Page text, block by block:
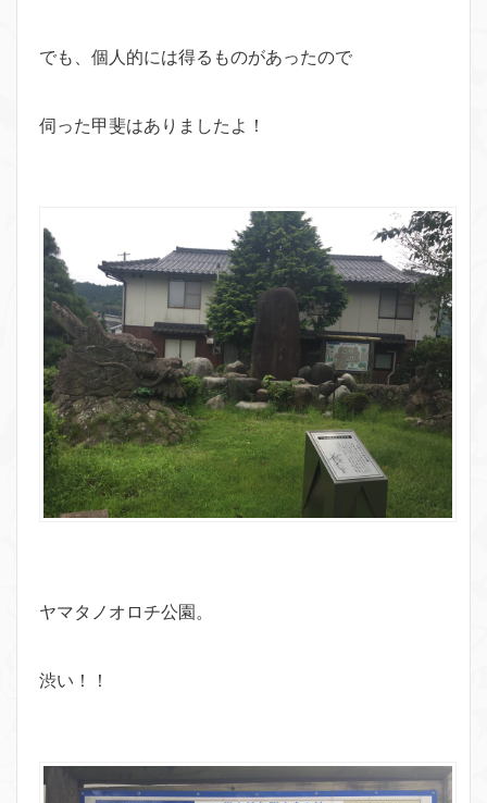
でも、個人的には得るものがあったので
伺った甲斐はありましたよ！
ヤマタノオロチ公園。
渋い！！